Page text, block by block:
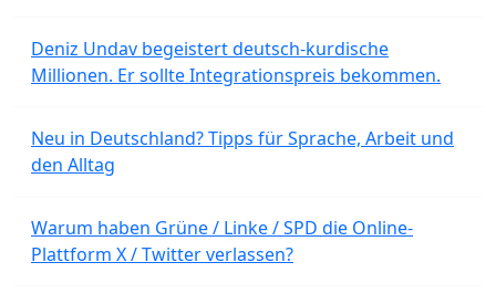
Deniz Undav begeistert deutsch-kurdische
Millionen. Er sollte Integrationspreis bekommen.
Neu in Deutschland? Tipps für Sprache, Arbeit und
den Alltag
Warum haben Grüne / Linke / SPD die Online-
Plattform X / Twitter verlassen?